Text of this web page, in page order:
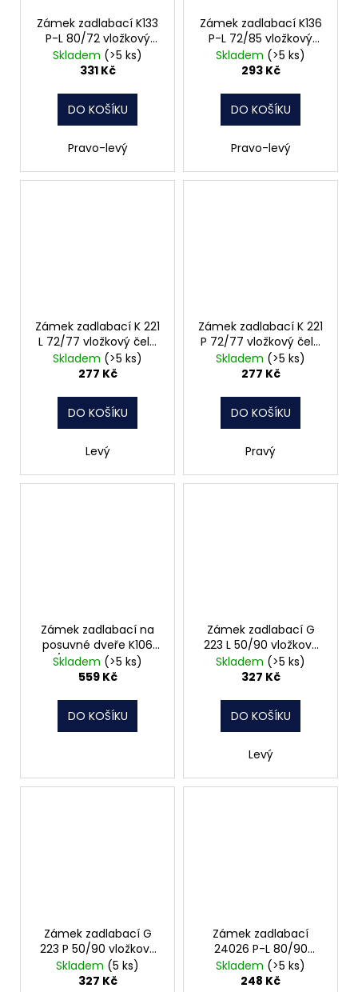
Zámek zadlabací K133
P-L 80/72 vložkový
čelo 20mm Hobes
Skladem (>5 ks)
331 Kč
DO KOŠÍKU
Pravo-levý
Zámek zadlabací K136
P-L 72/85 vložkový
čelo 20mm Hobes
Skladem (>5 ks)
293 Kč
DO KOŠÍKU
Pravo-levý
Zámek zadlabací K 221
L 72/77 vložkový čelo
20mm Hobes
Skladem (>5 ks)
277 Kč
DO KOŠÍKU
Levý
Zámek zadlabací K 221
P 72/77 vložkový čelo
20mm Hobes
Skladem (>5 ks)
277 Kč
DO KOŠÍKU
Pravý
Zámek zadlabací na
posuvné dveře K106
60/72 obyčejný čelo
20mm Hobes
Skladem (>5 ks)
559 Kč
DO KOŠÍKU
Zámek zadlabací G
223 L 50/90 vložkový
čelo 20mm Hobes
Skladem (>5 ks)
327 Kč
DO KOŠÍKU
Levý
Zámek zadlabací G
223 P 50/90 vložkový
čelo 20mm Hobes
Skladem (5 ks)
327 Kč
Zámek zadlabací
24026 P-L 80/90
vložkový čelo 22mm
Hobes
Skladem (>5 ks)
248 Kč